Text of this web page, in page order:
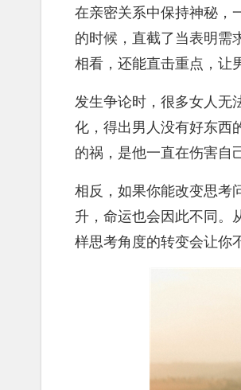
在亲密关系中保持神秘，
的时候，直截了当表明需
相看，还能直击重点，让
发生争论时，很多女人无
化，得出男人没有好东西
的祸，是他一直在伤害自
相反，如果你能改变思考
升，命运也会因此不同。
样思考角度的转变会让你